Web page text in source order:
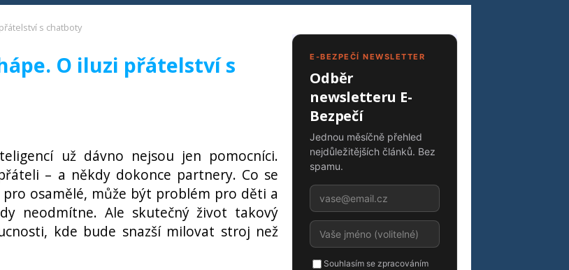
s chatboty
E-BEZPEČÍ NEWSLETTER
Odběr
newsletteru E-
Bezpečí
Jednou měsíčně přehled
nejdůležitějších článků. Bez
spamu.
Souhlasím se zpracováním
O iluzi přátelství s
už dávno nejsou jen pomocníci.
– a někdy dokonce partnery. Co se
osamělé, může být problém pro děti a
neodmítne. Ale skutečný život takový
kde bude snazší milovat stroj než